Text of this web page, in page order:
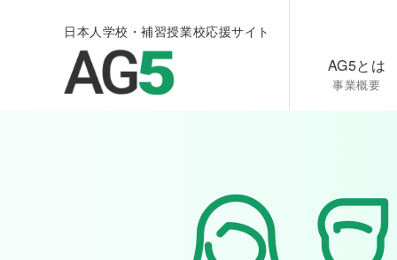
日本人学校・補習授業校応援サイト
AG5とは
事業概要